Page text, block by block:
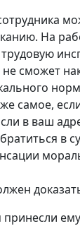
На
сможет
самое,
в ваш
в
принесли